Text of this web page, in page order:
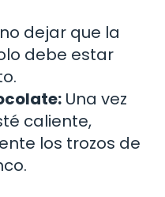
dejar que la
debe estar
Una vez
caliente,
los trozos de